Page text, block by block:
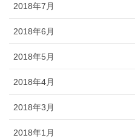
2018年7月
2018年6月
2018年5月
2018年4月
2018年3月
2018年1月